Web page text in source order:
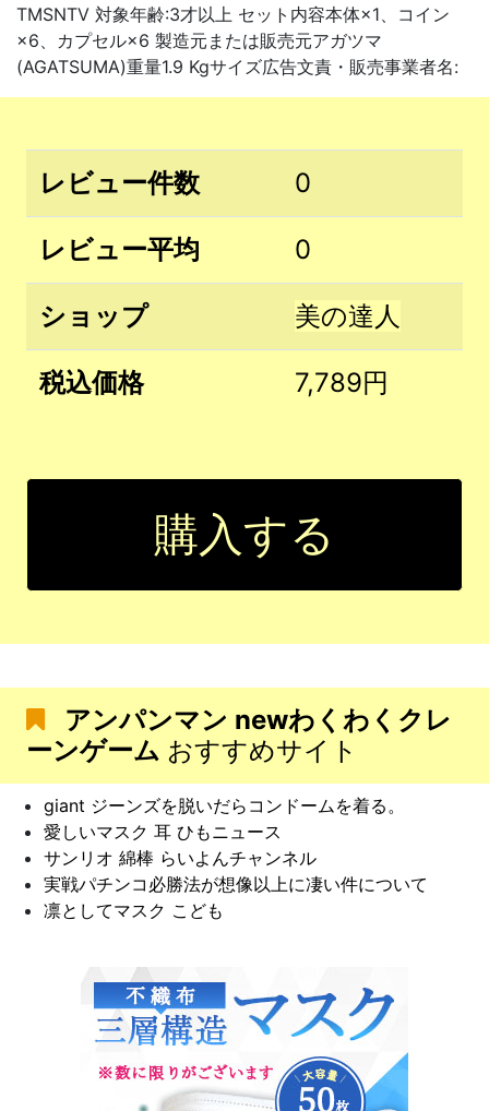
TMSNTV 対象年齢:3才以上 セット内容本体×1、コイン
×6、カプセル×6 製造元または販売元アガツマ
(AGATSUMA)重量1.9 Kgサイズ広告文責・販売事業者名:
レビュー件数 0
レビュー平均 0
ショップ 美の達人
税込価格 7,789円
購入する
アンパンマン newわくわくクレ
ーンゲーム おすすめサイト
giant ジーンズを脱いだらコンドームを着る。
愛しいマスク 耳 ひもニュース
サンリオ 綿棒 らいよんチャンネル
実戦パチンコ必勝法が想像以上に凄い件について
凛としてマスク こども